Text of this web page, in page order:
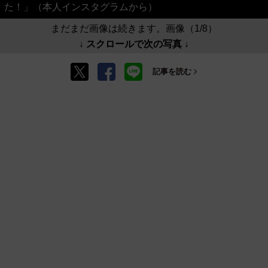
た！」（本人インスタグラムから）
まだまだ画像は続きます。画像（1/8）
↓ スクロールで次の写真 ↓
記事を読む